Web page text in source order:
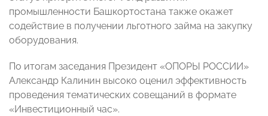
промышленности Башкортостана также окажет
содействие в получении льготного займа на закупку
оборудования.
По итогам заседания Президент «ОПОРЫ РОССИИ»
Александр Калинин высоко оценил эффективность
проведения тематических совещаний в формате
«Инвестиционный час».